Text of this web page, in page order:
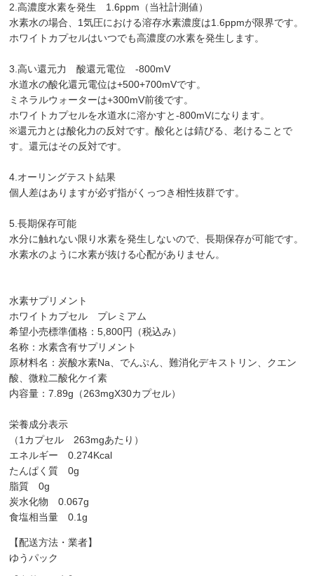
2.高濃度水素を発生 1.6ppm（当社計測値）
水素水の場合、1気圧における溶存水素濃度は1.6ppmが限界です。
ホワイトカプセルはいつでも高濃度の水素を発生します。
3.高い還元力 酸還元電位 -800mV
水道水の酸化還元電位は+500+700mVです。
ミネラルウォーターは+300mV前後です。
ホワイトカプセルを水道水に溶かすと-800mVになります。
※還元力とは酸化力の反対です。酸化とは錆びる、老けることで
す。還元はその反対です。
4.オーリングテスト結果
個人差はありますが必ず指がくっつき相性抜群です。
5.長期保存可能
水分に触れない限り水素を発生しないので、長期保存が可能です。
水素水のように水素が抜ける心配がありません。
水素サプリメント
ホワイトカプセル プレミアム
希望小売標準価格：5,800円（税込み）
名称：水素含有サプリメント
原材料名：炭酸水素Na、でんぷん、難消化デキストリン、クエン
酸、微粒二酸化ケイ素
内容量：7.89g（263mgX30カプセル）
栄養成分表示
（1カプセル 263mgあたり）
エネルギー 0.274Kcal
たんぱく質 0g
脂質 0g
炭水化物 0.067g
食塩相当量 0.1g
【配送方法・業者】
ゆうパック